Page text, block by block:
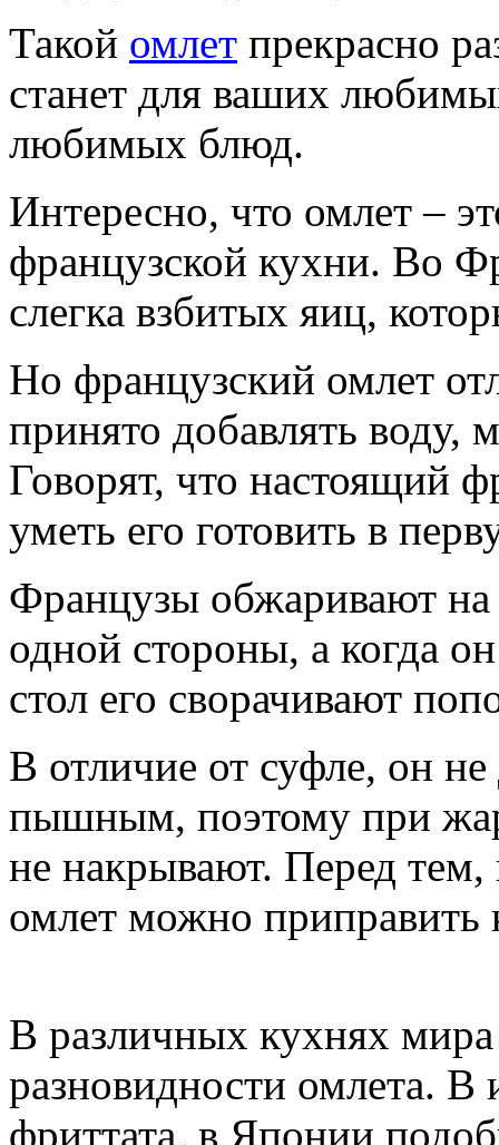
Такой омлет прекрасно
станет для ваших
любимых блюд.
Интересно, что омлет –
французской кухни. Во
слегка взбитых яиц,
Но французский омлет
принято добавлять воду,
Говорят, что настоящий
уметь его готовить в
Французы обжаривают на
одной стороны, а когда
стол его сворачивают
В отличие от суфле, он
пышным, поэтому при
не накрывают. Перед тем,
омлет можно приправить
В различных кухнях мира
разновидности омлета. В
фриттата, в Японии